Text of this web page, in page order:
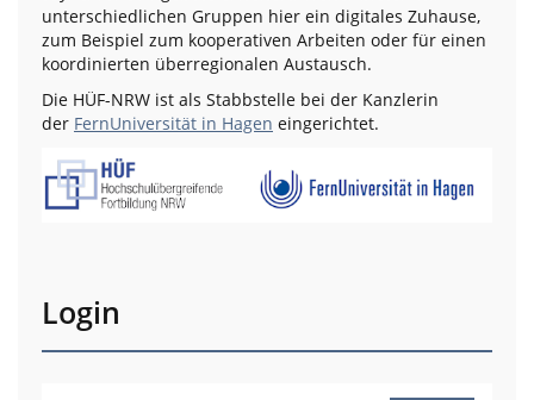
unterschiedlichen Gruppen hier ein digitales Zuhause,
zum Beispiel zum kooperativen Arbeiten oder für einen
koordinierten überregionalen Austausch.
Die HÜF-NRW ist als Stabbstelle bei der Kanzlerin
der FernUniversität in Hagen eingerichtet.
Login